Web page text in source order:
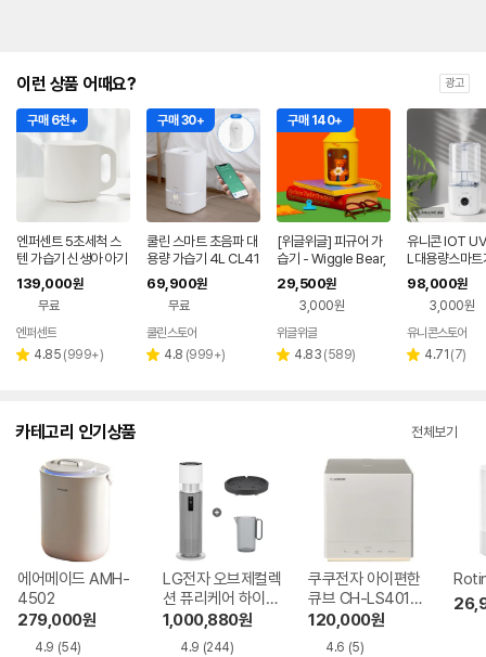
이런 상품 어때요? 광고
구매 6천+
엔퍼센트 5초세척 스
텐 가습기 신생아 아기
가습기 화이트
139,000원
무료
엔퍼센트
별 4.85 리
(999+)
구매 30+
쿨린 스마트 초음파 대
용량 가습기 4L CL41
0T
69,900원
무료
쿨린스토어
별 4.8 리
(999+)
구매 140+
[위글위글] 피규어 가
습기 - Wiggle Bear,
미니 소형 사무실 탁상
용
29,500원
3,000원
페이
위글위글
별 4.83 리
(589)
유니콘 IOT
L대용량스마트
IOT 앱연동
연동 리모컨지
HM60V
98,000원
3,000원
유니콘스토어
별 4.71 리
(7)
카테고리 인기상품 전체보기
에어메이드 AMH-
4502
279,000원
4.9 (54)
LG전자 오브제컬렉
션 퓨리케어 하이드
로타워 HY705RS
UABM
1,000,880원
4.9 (244)
쿠쿠전자 아이편한
큐브 CH-LS401F
W
120,000원
4.6 (5)